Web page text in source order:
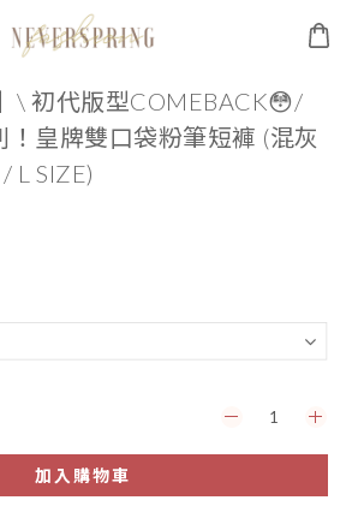
\ 初代版型COMEBACK😳/
！皇牌雙口袋粉筆短褲 (混灰
L SIZE)
加入購物車